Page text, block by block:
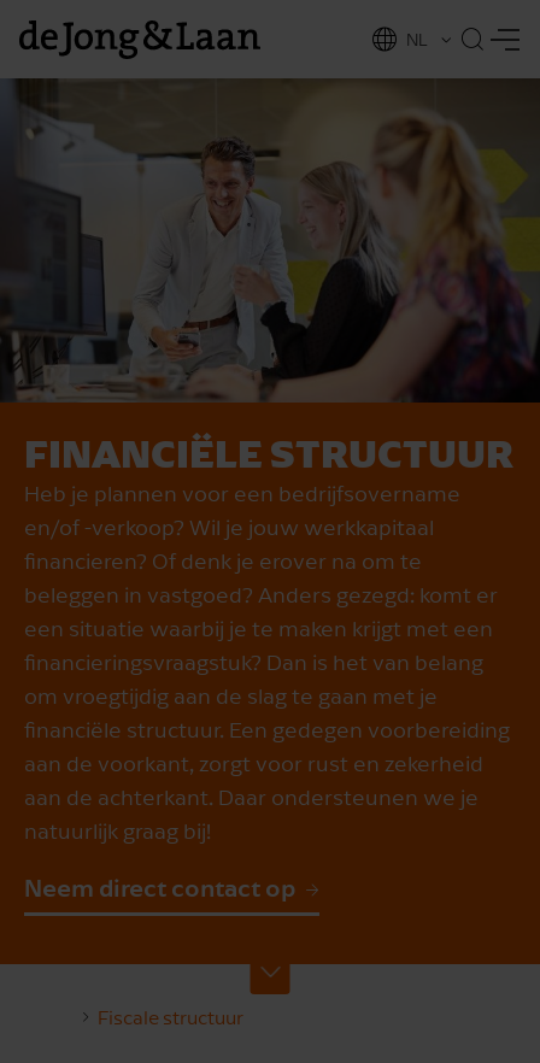
EN
NL
FINANCIËLE STRUCTUUR
Heb je plannen voor een bedrijfsovername
en/of -verkoop? Wil je jouw werkkapitaal
financieren? Of denk je erover na om te
beleggen in vastgoed? Anders gezegd: komt er
een situatie waarbij je te maken krijgt met een
financieringsvraagstuk? Dan is het van belang
om vroegtijdig aan de slag te gaan met je
financiële structuur. Een gedegen voorbereiding
aan de voorkant, zorgt voor rust en zekerheid
aan de achterkant. Daar ondersteunen we je
natuurlijk graag bij!
Neem direct contact op
Fiscale structuur